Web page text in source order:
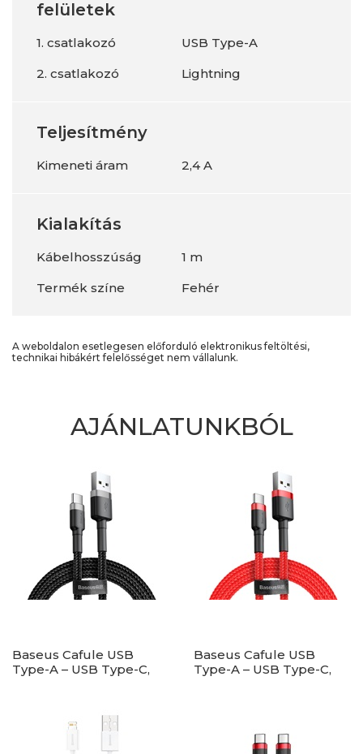
felületek
1. csatlakozó
USB Type-A
2. csatlakozó
Lightning
Teljesítmény
Kimeneti áram 2,4 A
Kialakítás
Kábelhosszúság
1 m
Termék színe
Fehér
A weboldalon esetlegesen előforduló elektronikus feltöltési,
technikai hibákért felelősséget nem vállalunk.
AJÁNLATUNKBÓL
Baseus Cafule USB
Type-A – USB Type-C,
Baseus Cafule USB
Type-A – USB Type-C,